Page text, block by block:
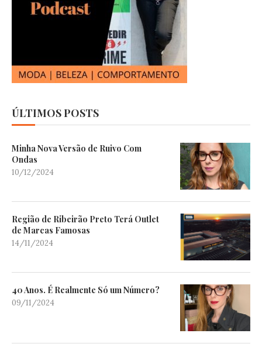
ÚLTIMOS POSTS
Minha Nova Versão de Ruivo Com
Ondas
10/12/2024
Região de Ribeirão Preto Terá Outlet
de Marcas Famosas
14/11/2024
40 Anos. É Realmente Só um Número?
09/11/2024